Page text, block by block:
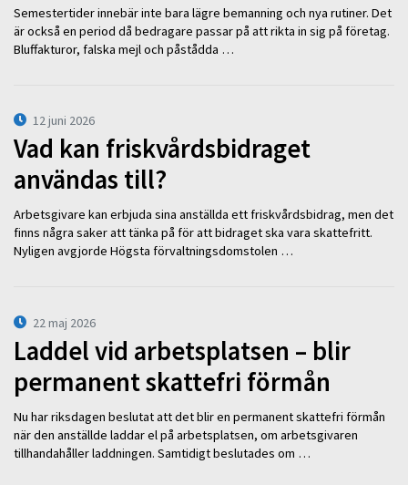
Semestertider innebär inte bara lägre bemanning och nya rutiner. Det
är också en period då bedragare passar på att rikta in sig på företag.
Bluffakturor, falska mejl och påstådda …
12 juni 2026
Vad kan friskvårdsbidraget
användas till?
Arbetsgivare kan erbjuda sina anställda ett friskvårdsbidrag, men det
finns några saker att tänka på för att bidraget ska vara skattefritt.
Nyligen avgjorde Högsta förvaltningsdomstolen …
22 maj 2026
Laddel vid arbetsplatsen – blir
permanent skattefri förmån
Nu har riksdagen beslutat att det blir en permanent skattefri förmån
när den anställde laddar el på arbetsplatsen, om arbetsgivaren
tillhandahåller laddningen. Samtidigt beslutades om …